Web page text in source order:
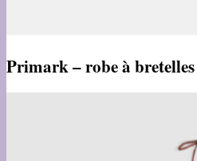
Primark – robe à